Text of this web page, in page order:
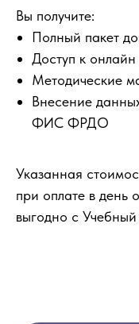
Вы получите:
Полный пакет
Доступ к
Методические
Внесение
ФИС ФРДО
Указанная
при оплате в день
выгодно с